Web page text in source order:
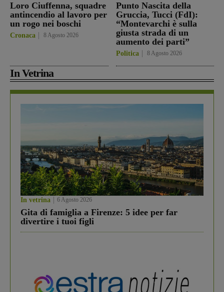
Loro Ciuffenna, squadre
antincendio al lavoro per
un rogo nei boschi
Cronaca 8 Agosto 2026
Punto Nascita della
Gruccia, Tucci (FdI):
“Montevarchi è sulla
giusta strada di un
aumento dei parti”
Politica 8 Agosto 2026
In Vetrina
In vetrina 6 Agosto 2026
Gita di famiglia a Firenze: 5 idee per far
divertire i tuoi figli